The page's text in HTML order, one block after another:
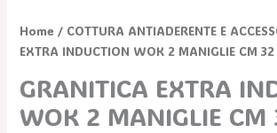
Home / COTTURA ANTIADERENTE E
EXTRA INDUCTION WOK 2 MANIGLIE CM 32
GRANITICA EXTRA
WOK 2 MANIGLIE CM